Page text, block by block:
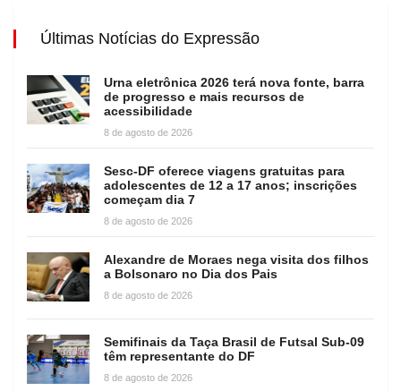
Últimas Notícias do Expressão
Urna eletrônica 2026 terá nova fonte, barra
de progresso e mais recursos de
acessibilidade
8 de agosto de 2026
Sesc-DF oferece viagens gratuitas para
adolescentes de 12 a 17 anos; inscrições
começam dia 7
8 de agosto de 2026
Alexandre de Moraes nega visita dos filhos
a Bolsonaro no Dia dos Pais
8 de agosto de 2026
Semifinais da Taça Brasil de Futsal Sub-09
têm representante do DF
8 de agosto de 2026